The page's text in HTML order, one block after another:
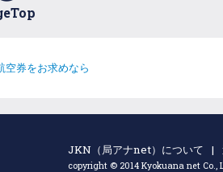
券をお求めなら
JKN（局アナnet）について |
copyright © 2014 Kyokuana net Co.,